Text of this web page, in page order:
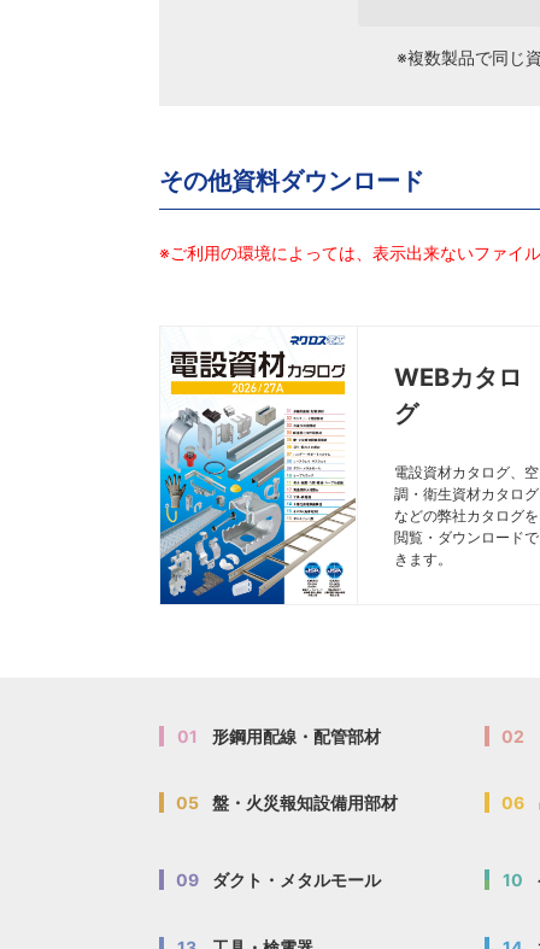
※複数製品で同じ
その他資料ダウンロード
※ご利用の環境によっては、表示出来ないファイ
WEBカタロ
グ
電設資材カタログ、空
調・衛生資材カタログ
などの弊社カタログを
閲覧・ダウンロードで
きます。
01 形鋼用配線・配管部材 02
05 盤・火災報知設備用部材 06
09 ダクト・メタルモール 10